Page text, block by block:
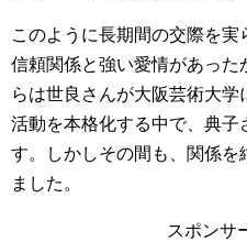
このように長期間の交際を
信頼関係と強い愛情があっ
らは世良さんが大阪芸術大
活動を本格化する中で、典子
す。しかしその間も、関係
ました。
スポンサ